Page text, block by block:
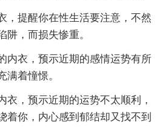
提醒你在性生活要注意，不然
阱，而损失惨重。
衣，预示近期的感情运势有所
满着憧憬。
，预示近期的运势不太顺利，
着你，内心感到郁结却又找不到